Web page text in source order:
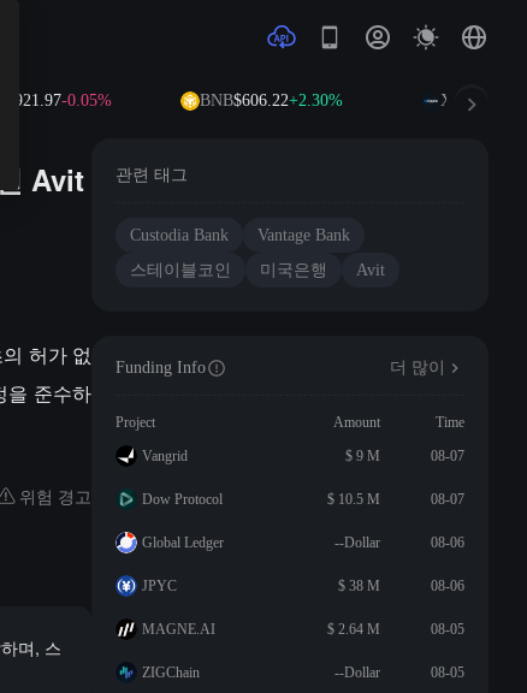
-0.05% BNB$606.22+2.30% XRP $1.04
Avit
허가 없
을 준수하
위험 경고
며, 스
관련 태그
Custodia Bank
Vantage Bank
스테이블코인
미국은행 Avit
Funding Info 더 많이
Project Amount
Time
Vangrid
$ 9 M 08-07
Dow Protocol $ 10.5 M 08-07
Global Ledger --Dollar 08-06
JPYC $ 38 M 08-06
MAGNE.AI $ 2.64 M 08-05
ZIGChain --Dollar 08-05